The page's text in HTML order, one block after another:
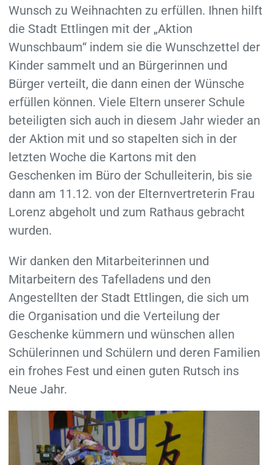
Wunsch zu Weihnachten zu erfüllen. Ihnen hilft
die Stadt Ettlingen mit der „Aktion
Wunschbaum“ indem sie die Wunschzettel der
Kinder sammelt und an Bürgerinnen und
Bürger verteilt, die dann einen der Wünsche
erfüllen können. Viele Eltern unserer Schule
beteiligten sich auch in diesem Jahr wieder an
der Aktion mit und so stapelten sich in der
letzten Woche die Kartons mit den
Geschenken im Büro der Schulleiterin, bis sie
dann am 11.12. von der Elternvertreterin Frau
Lorenz abgeholt und zum Rathaus gebracht
wurden.
Wir danken den Mitarbeiterinnen und
Mitarbeitern des Tafelladens und den
Angestellten der Stadt Ettlingen, die sich um
die Organisation und die Verteilung der
Geschenke kümmern und wünschen allen
Schülerinnen und Schülern und deren Familien
ein frohes Fest und einen guten Rutsch ins
Neue Jahr.